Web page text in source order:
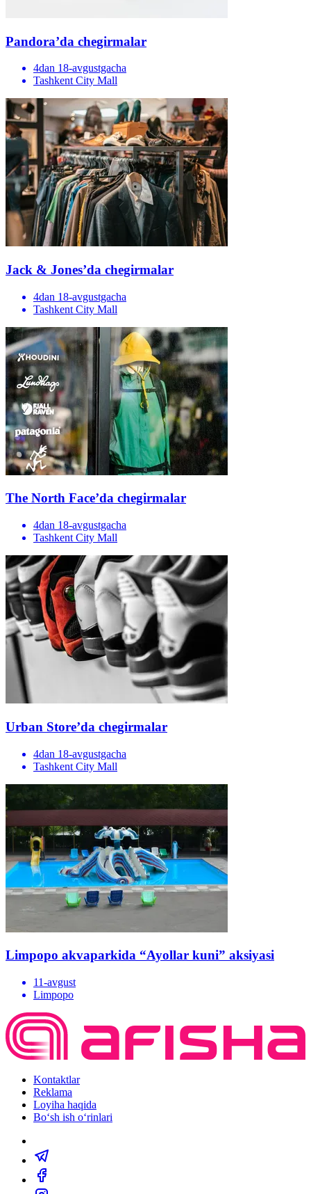
Pandora’da chegirmalar
4dan 18-avgustgacha
Tashkent City Mall
Jack & Jones’da chegirmalar
4dan 18-avgustgacha
Tashkent City Mall
The North Face’da chegirmalar
4dan 18-avgustgacha
Tashkent City Mall
Urban Store’da chegirmalar
4dan 18-avgustgacha
Tashkent City Mall
Limpopo akvaparkida “Ayollar kuni” aksiyasi
11-avgust
Limpopo
Kontaktlar
Reklama
Loyiha haqida
Bo‘sh ish o‘rinlari